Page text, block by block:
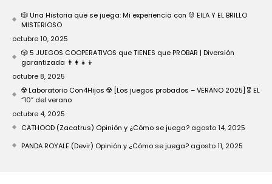
🎲 Una Historia que se juega: Mi experiencia con 🐰 EILA Y EL BRILLO
MISTERIOSO
octubre 10, 2025
🎲 5 JUEGOS COOPERATIVOS que TIENES que PROBAR | Diversión
garantizada 👨‍👩‍👧‍👦
octubre 8, 2025
☢️ Laboratorio Con4Hijos ☢️ [Los juegos probados – VERANO 2025] 🎖️ EL
“10” del verano
octubre 4, 2025
CATHOOD (Zacatrus) Opinión y ¿Cómo se juega? agosto 14, 2025
PANDA ROYALE (Devir) Opinión y ¿Cómo se juega? agosto 11, 2025